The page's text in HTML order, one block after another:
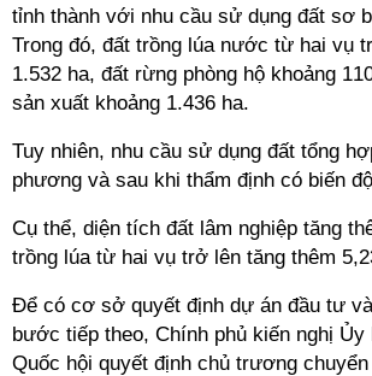
tỉnh thành với nhu cầu sử dụng đất sơ
Trong đó, đất trồng lúa nước từ hai vụ
1.532 ha, đất rừng phòng hộ khoảng
sản xuất khoảng 1.436 ha.
Tuy nhiên, nhu cầu sử dụng đất tổng
phương và sau khi thẩm định có biến
Cụ thể, diện tích đất lâm nghiệp tăng
trồng lúa từ hai vụ trở lên tăng thêm
Để có cơ sở quyết định dự án đầu tư
bước tiếp theo, Chính phủ kiến nghị
Quốc hội quyết định chủ trương